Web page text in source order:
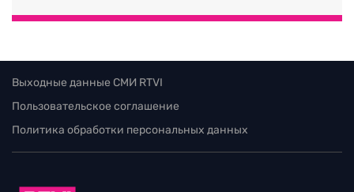
Выходные данные СМИ RTVI
Пользовательское соглашение
Политика обработки персональных данных